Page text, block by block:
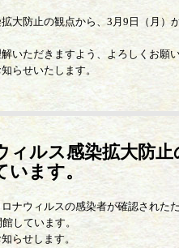
大防止の観点から、3月9日（月）
いただきますよう、よろしくお願い
らせいたします。
ィルス感染拡大防
います。
ナウィルスの感染者が確認された
しています。
らせします。